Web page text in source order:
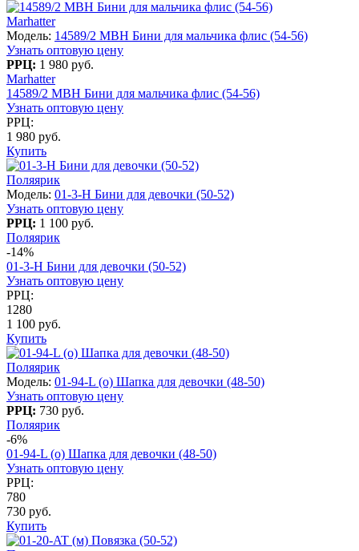
Marhatter
Модель: 14589/2 MBH Бини для мальчика флис (54-56)
Узнать оптовую цену
РРЦ: 1 980 руб.
Marhatter
14589/2 MBH Бини для мальчика флис (54-56)
Узнать оптовую цену
РРЦ:
1 980 руб.
Купить
Поляярик
Модель: 01-3-H Бини для девочки (50-52)
Узнать оптовую цену
РРЦ: 1 100 руб.
Поляярик
-14%
01-3-H Бини для девочки (50-52)
Узнать оптовую цену
РРЦ:
1280
1 100 руб.
Купить
Поляярик
Модель: 01-94-L (о) Шапка для девочки (48-50)
Узнать оптовую цену
РРЦ: 730 руб.
Поляярик
-6%
01-94-L (о) Шапка для девочки (48-50)
Узнать оптовую цену
РРЦ:
780
730 руб.
Купить